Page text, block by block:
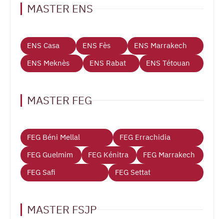
MASTER ENS
ENS Casa ENS Fès
ENS Marrakech
ENS Meknès
ENS Rabat ENS Tétouan
MASTER FEG
FEG Béni Mellal
FEG Errachidia
FEG Guelmim
FEG Kénitra
FEG Marrakech
FEG Safi
FEG Settat
MASTER FSJP